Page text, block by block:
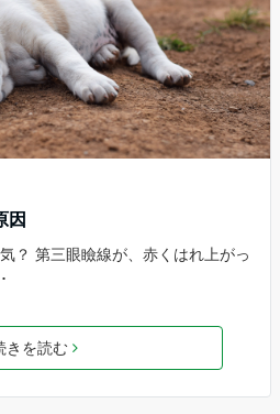
因
？ 第三眼瞼線が、赤くはれ上がっ
きを読む